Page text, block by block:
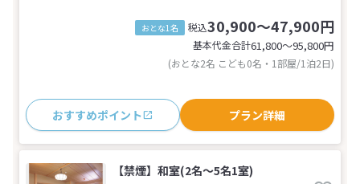
おとな1名 税込30,900～47,900円
基本代金合計61,800〜95,800円
(おとな2名 こども0名・1部屋/1泊2日)
おすすめポイント プラン詳細
【禁煙】和室(2名～5名1室)